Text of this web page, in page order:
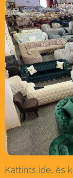
Kattints ide, és